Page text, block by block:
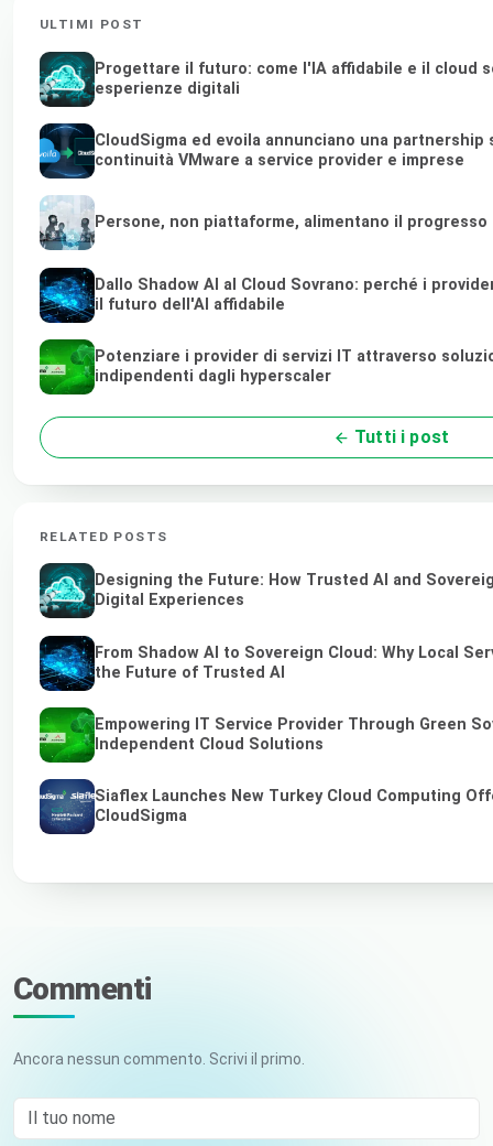
ULTIMI POST
Progettare il futuro: come l'IA affidabile e il cloud
esperienze digitali
CloudSigma ed evoila annunciano una
continuità VMware a service provider e imprese
Persone, non piattaforme, alimentano il progresso
Dallo Shadow AI al Cloud Sovrano: perché i
il futuro dell'AI affidabile
Potenziare i provider di servizi IT attraverso
indipendenti dagli hyperscaler
Tutti i post
RELATED POSTS
Designing the Future: How Trusted AI and
Digital Experiences
From Shadow AI to Sovereign Cloud: Why Local
the Future of Trusted AI
Empowering IT Service Provider Through Green
Independent Cloud Solutions
Siaflex Launches New Turkey Cloud Computing
CloudSigma
Commenti
Ancora nessun commento. Scrivi il primo.
Il tuo nome